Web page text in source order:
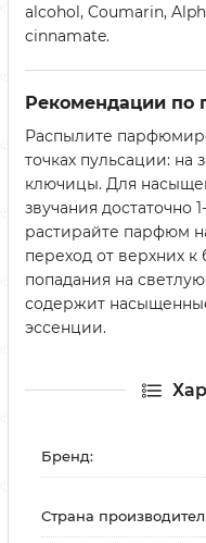
alcohol, Coumarin,
cinnamate.
Рекомендации по
Распылите
точках пульсации: на
ключицы. Для
звучания достаточно
растирайте парфюм
переход от верхних
попадания на
содержит
эссенции.
Бренд:
Страна